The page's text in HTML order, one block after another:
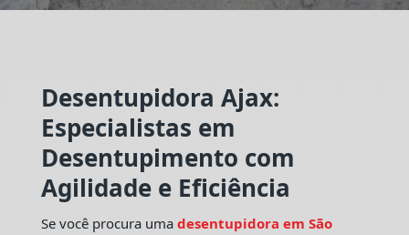
Desentupidora Ajax:
Especialistas em
Desentupimento com
Agilidade e Eficiência
Se você procura uma desentupidora em São